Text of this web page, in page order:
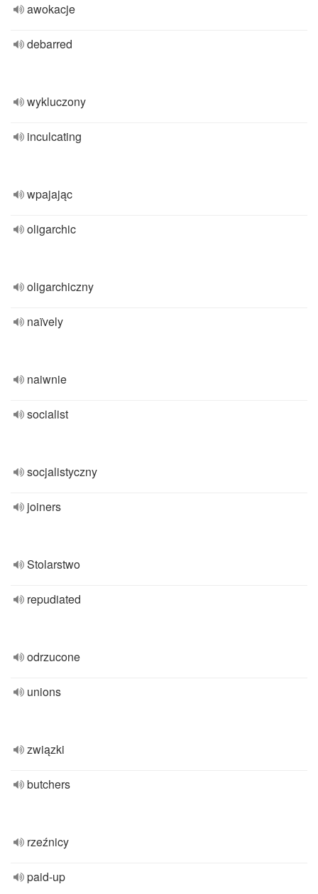
awokacje
debarred
wykluczony
inculcating
wpajając
oligarchic
oligarchiczny
naïvely
naiwnie
socialist
socjalistyczny
joiners
Stolarstwo
repudiated
odrzucone
unions
związki
butchers
rzeźnicy
paid-up